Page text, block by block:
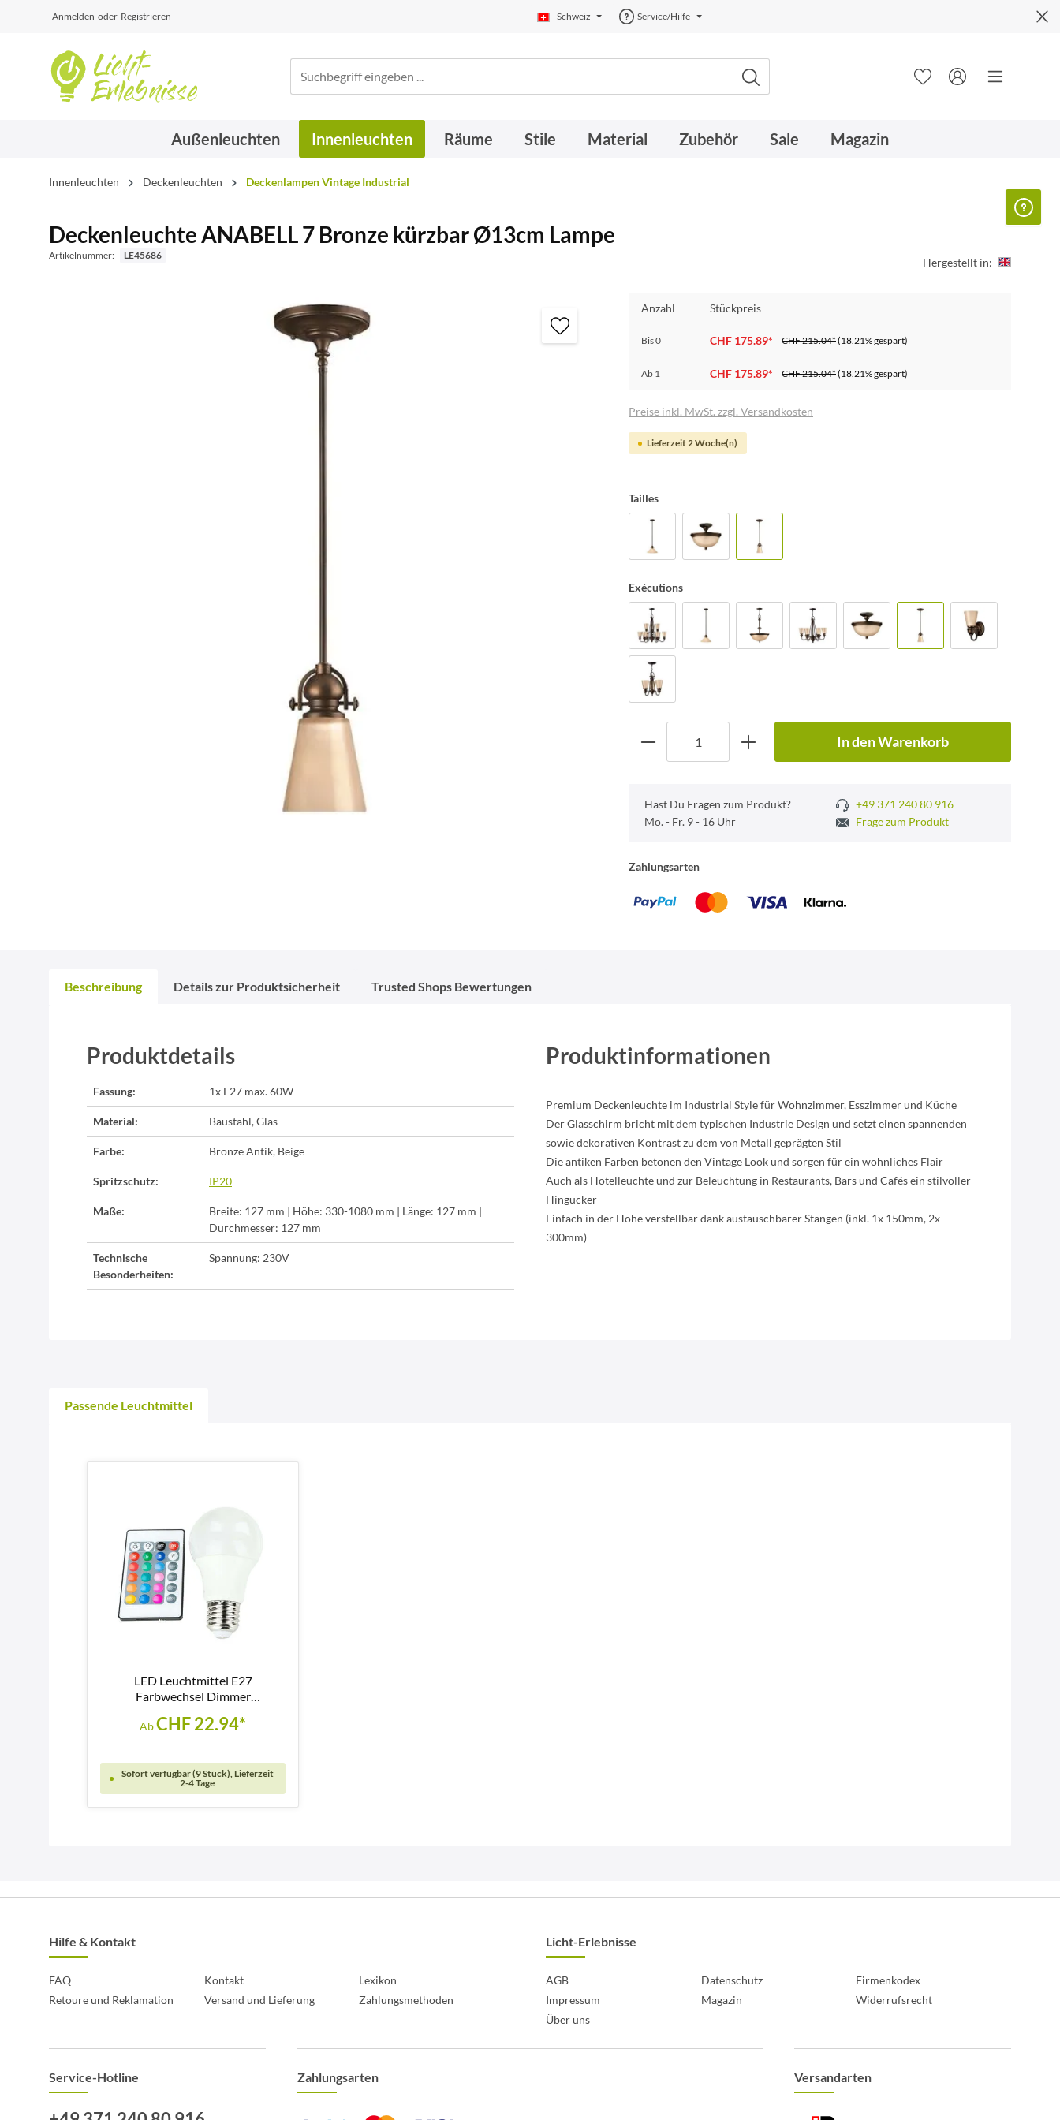
Anmelden oder Registrieren Schweiz Service/Hilfe
Außenleuchten Innenleuchten Räume Stile Material Zubehör Sale Magazin
Innenleuchten Deckenleuchten Deckenlampen Vintage Industrial
Deckenleuchte ANABELL 7 Bronze kürzbar Ø13cm Lampe
Artikelnummer: LE45686 Hergestellt in:
Anzahl Stückpreis
Bis0 CHF 175.89* CHF 215.04*(18.21% gespart)
Ab 1 CHF 175.89* CHF 215.04*(18.21% gespart)
Preise inkl. MwSt. zzgl. Versandkosten
Lieferzeit 2 Woche(n)
Tailles
Exécutions
In den Warenkorb
Hast Du Fragen zum Produkt?
+49 371 240 80 916
Mo. - Fr. 9 - 16 Uhr
Frage zum Produkt
Zahlungsarten
Beschreibung Details zur Produktsicherheit Trusted Shops Bewertungen
Produktdetails
Fassung: 1x E27 max. 60W
Material: Baustahl, Glas
Farbe: Bronze Antik, Beige
Spritzschutz: IP20
Maße:
Breite: 127 mm | Höhe: 330-1080 mm | Länge: 127 mm |
Durchmesser: 127 mm
Technische
Besonderheiten:
Spannung: 230V
Produktinformationen
Premium Deckenleuchte im Industrial Style für Wohnzimmer, Esszimmer und Küche
Der Glasschirm bricht mit dem typischen Industrie Design und setzt einen spannenden
sowie dekorativen Kontrast zu dem von Metall geprägten Stil
Die antiken Farben betonen den Vintage Look und sorgen für ein wohnliches Flair
Auch als Hotelleuchte und zur Beleuchtung in Restaurants, Bars und Cafés ein stilvoller
Hingucker
Einfach in der Höhe verstellbar dank austauschbarer Stangen (inkl. 1x 150mm, 2x
300mm)
Passende Leuchtmittel
LED Leuchtmittel E27
Farbwechsel Dimmer
AbCHF 22.94*
Sofort verfügbar (9 Stück), Lieferzeit
2-4 Tage
Service-Hotline
Hilfe & Kontakt
FAQ Kontakt
Lexikon
Retoure und Reklamation
Versand und Lieferung Zahlungsmethoden
Licht-Erlebnisse
AGB Datenschutz
Firmenkodex
Impressum
Magazin
Widerrufsrecht
Über uns
Zahlungsarten Versandarten